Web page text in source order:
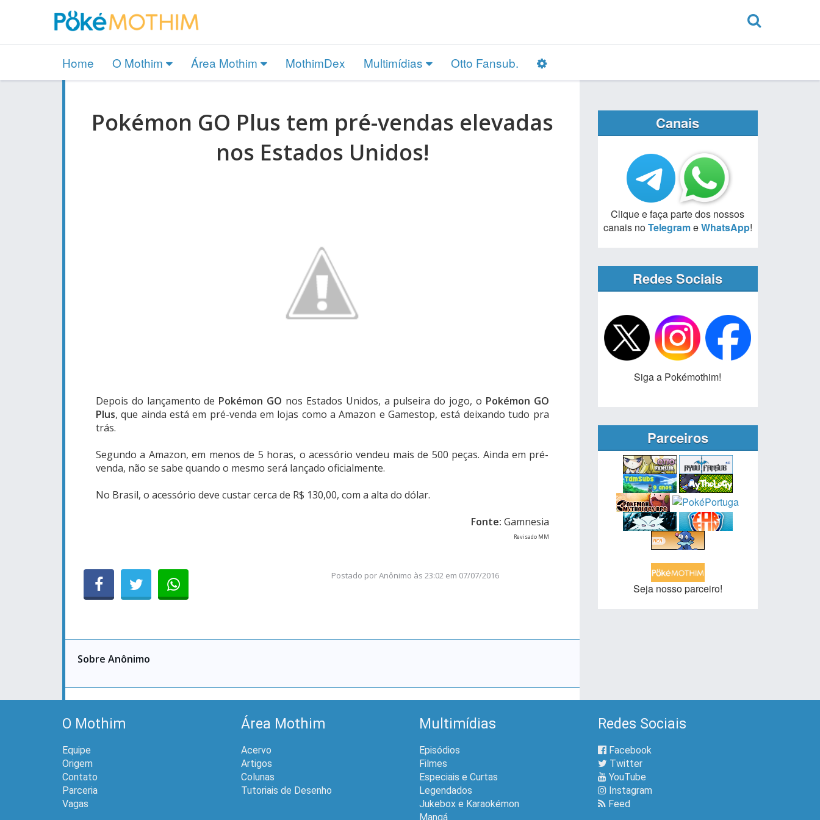
Home O Mothim Área Mothim MothimDex Multimídias Otto Fansub.
Pokémon GO Plus tem pré-vendas elevadas
nos Estados Unidos!
Depois do lançamento de Pokémon GO nos Estados Unidos, a pulseira do jogo, o Pokémon GO
Plus, que ainda está em pré-venda em lojas como a Amazon e Gamestop, está deixando tudo pra
trás.
Segundo a Amazon, em menos de 5 horas, o acessório vendeu mais de 500 peças. Ainda em pré-
venda, não se sabe quando o mesmo será lançado oficialmente.
No Brasil, o acessório deve custar cerca de R$ 130,00, com a alta do dólar.
Fonte: Gamnesia
Revisado MM
Postado porAnônimo às 23:02 em 07/07/2016
Sobre Anônimo
Canais
Clique e faça parte dos nossos
canais noTelegrameWhatsApp!
Redes Sociais
Siga a Pokémothim!
Parceiros
Seja nosso parceiro!
O Mothim
Equipe
Origem
Contato
Parceria
Vagas
Área Mothim
Acervo
Artigos
Colunas
Tutoriais de Desenho
Multimídias
Episódios
Filmes
Especiais e Curtas
Legendados
Jukebox e Karaokémon
Mangá
Redes Sociais
Facebook
Twitter
YouTube
Instagram
Feed